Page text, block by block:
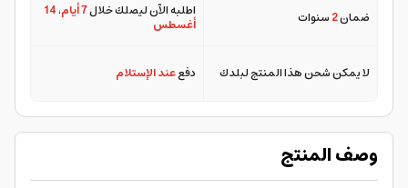
ضمان2سنوات اطلبه الآن ليصلك خلال7 أيام ،14
أغسطس
لا يمكن شحن هذا المنتج لبلدك دفععند الإستلام
وصف المنتج